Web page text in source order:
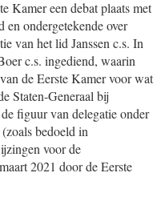
Kamer een debat plaats met
ondergetekende over
van het lid Janssen c.s. In
c.s. ingediend, waarin
de Eerste Kamer voor wat
Staten-Generaal bij
figuur van delegatie onder
bedoeld in
voor de
2021 door de Eerste